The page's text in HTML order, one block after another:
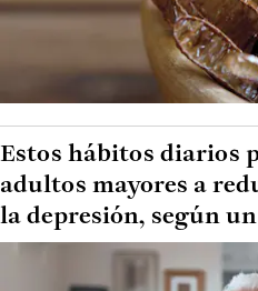
Estos hábitos diarios
adultos mayores a
la depresión, según